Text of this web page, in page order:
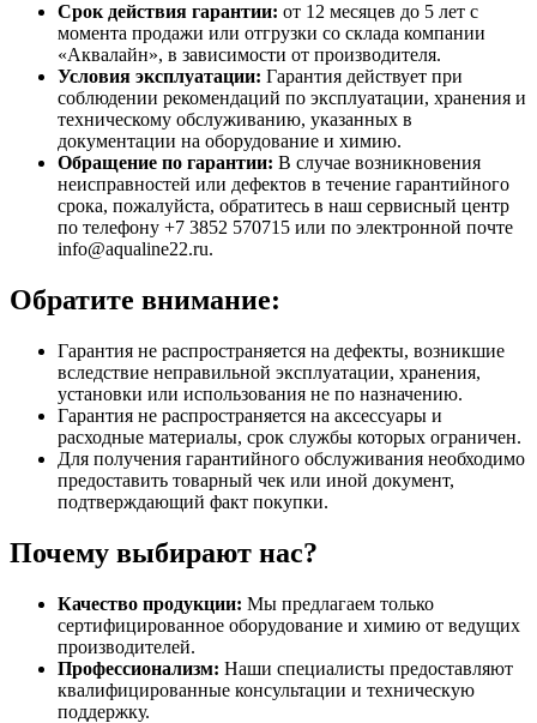
Срок действия гарантии: от 12 месяцев до 5 лет с
момента продажи или отгрузки со склада компании
«Аквалайн», в зависимости от производителя.
Условия эксплуатации: Гарантия действует при
соблюдении рекомендаций по эксплуатации, хранения и
техническому обслуживанию, указанных в
документации на оборудование и химию.
Обращение по гарантии: В случае возникновения
неисправностей или дефектов в течение гарантийного
срока, пожалуйста, обратитесь в наш сервисный центр
по телефону +7 3852 570715 или по электронной почте
info@aqualine22.ru.
Обратите внимание:
Гарантия не распространяется на дефекты, возникшие
вследствие неправильной эксплуатации, хранения,
установки или использования не по назначению.
Гарантия не распространяется на аксессуары и
расходные материалы, срок службы которых ограничен.
Для получения гарантийного обслуживания необходимо
предоставить товарный чек или иной документ,
подтверждающий факт покупки.
Почему выбирают нас?
Качество продукции: Мы предлагаем только
сертифицированное оборудование и химию от ведущих
производителей.
Профессионализм: Наши специалисты предоставляют
квалифицированные консультации и техническую
поддержку.